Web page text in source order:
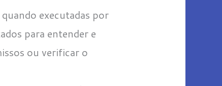
executadas por
para entender e
ou verificar o